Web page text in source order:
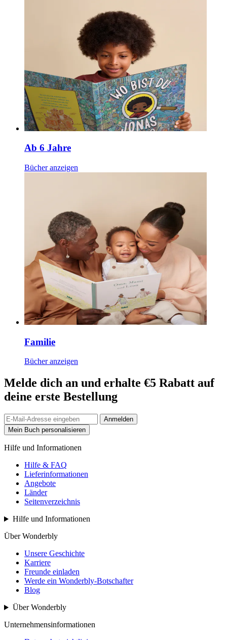
Ab 6 Jahre
Bücher anzeigen
Familie
Bücher anzeigen
Melde dich an und erhalte €5 Rabatt auf
deine erste Bestellung
Anmelden
Mein Buch personalisieren
Hilfe und Informationen
Hilfe & FAQ
Lieferinformationen
Angebote
Länder
Seitenverzeichnis
Hilfe und Informationen
Über Wonderbly
Unsere Geschichte
Karriere
Freunde einladen
Werde ein Wonderbly-Botschafter
Blog
Über Wonderbly
Unternehmensinformationen